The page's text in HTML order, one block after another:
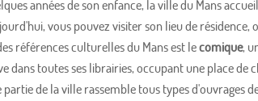
années de son enfance, la ville du Mans
vous pouvez visiter son lieu de
références culturelles du Mans est lecomique,
dans toutes ses librairies, occupant une place de
partie de la ville rassemble tous types d'ouvrages